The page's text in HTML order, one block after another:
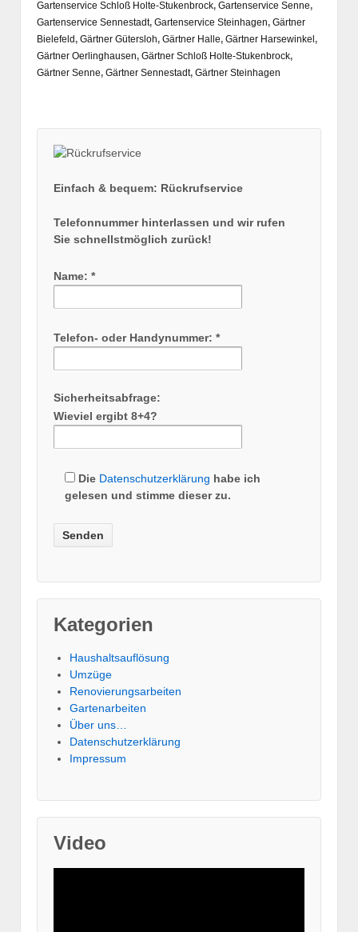
Gartenservice Schloß Holte-Stukenbrock, Gartenservice Senne,
Gartenservice Sennestadt, Gartenservice Steinhagen, Gärtner
Bielefeld, Gärtner Gütersloh, Gärtner Halle, Gärtner Harsewinkel,
Gärtner Oerlinghausen, Gärtner Schloß Holte-Stukenbrock,
Gärtner Senne, Gärtner Sennestadt, Gärtner Steinhagen
Einfach & bequem: Rückrufservice
Telefonnummer hinterlassen und wir rufen
Sie schnellstmöglich zurück!
Name: *
Telefon- oder Handynummer: *
Sicherheitsabfrage:
Wieviel ergibt 8+4?
Die Datenschutzerklärung habe ich
gelesen und stimme dieser zu.
Kategorien
Haushaltsauflösung
Umzüge
Renovierungsarbeiten
Gartenarbeiten
Über uns…
Datenschutzerklärung
Impressum
Video